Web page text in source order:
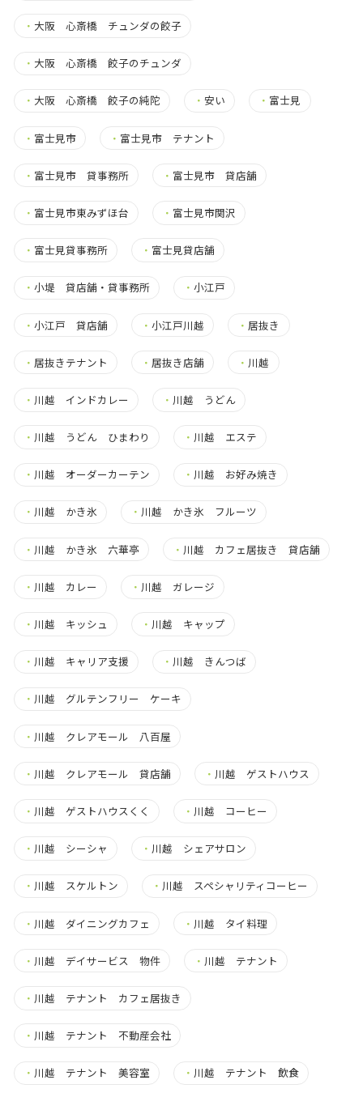
・ 大阪 心斎橋 チュンダの餃子
・ 大阪 心斎橋 餃子のチュンダ
・ 大阪 心斎橋 餃子の純陀 ・安い ・ 富士見
・ 富士見市 ・ 富士見市 テナント
・ 富士見市 貸事務所 ・ 富士見市 貸店舗
・ 富士見市東みずほ台 ・ 富士見市関沢
・ 富士見貸事務所 ・ 富士見貸店舗
・ 小堤 貸店舗・貸事務所 ・小江戸
・ 小江戸 貸店舗 ・小江戸川越 ・ 居抜き
・ 居抜きテナント ・ 居抜き店舗 ・ 川越
・ 川越 インドカレー ・ 川越 うどん
・ 川越 うどん ひまわり ・ 川越 エステ
・ 川越 オーダーカーテン ・ 川越 お好み焼き
・ 川越 かき氷 ・ 川越 かき氷 フルーツ
・ 川越 かき氷 六華亭 ・ 川越 カフェ居抜き 貸店舗
・ 川越 カレー ・ 川越 ガレージ
・ 川越 キッシュ ・ 川越 キャップ
・ 川越 キャリア支援 ・ 川越 きんつば
・ 川越 グルテンフリー ケーキ
・ 川越 クレアモール 八百屋
・ 川越 クレアモール 貸店舗 ・ 川越 ゲストハウス
・ 川越 ゲストハウスくく ・ 川越 コーヒー
・ 川越 シーシャ ・ 川越 シェアサロン
・ 川越 スケルトン ・ 川越 スペシャリティコーヒー
・ 川越 ダイニングカフェ ・ 川越 タイ料理
・ 川越 デイサービス 物件 ・ 川越 テナント
・ 川越 テナント カフェ居抜き
・ 川越 テナント 不動産会社
・ 川越 テナント 美容室 ・ 川越 テナント 飲食